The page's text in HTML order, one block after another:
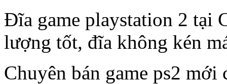
Đĩa game playstation 2 tại
lượng tốt, đĩa không kén
Chuyên bán game ps2